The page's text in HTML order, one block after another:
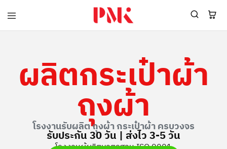
PMK
สร้าง
แบรนด์
โปโล
ยูนิฟอร์ม
พร้อม
โลโก้
ผู้
บริษัท
มาตรฐาน
และ
อุตสาหกรรม
สี
เขียว
ระดับ
ที่2
ผลิตกระเป๋าผ้า
ถุงผ้า
โรงงานรับผลิต ถุงผ้า กระเป๋าผ้า ครบวงจร
รับประกัน 30 วัน | ส่งไว 3-5 วัน